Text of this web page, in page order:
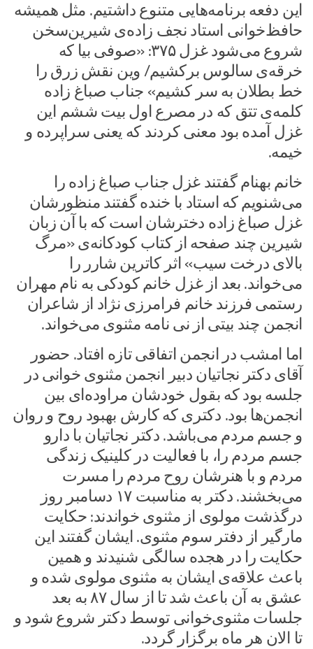
این دفعه برنامه‌هایی متنوع داشتیم. مثل همیشه
حافظ‌خوانی استاد نجف زاده‌ی شیرین‌سخن
شروع می‌شود غزل ۳۷۵: «صوفی بیا که
خرقه‌ی سالوس برکشیم/ وین نقش زرق را
خط بطلان به سر کشیم» جناب صباغ زاده
کلمه‌ی تتق که در مصرع اول بیت ششم این
غزل آمده بود معنی کردند که یعنی سراپرده و
خیمه.
خانم بهنام گفتند غزل جناب صباغ زاده را
می‌شنویم‌ که استاد با خنده گفتند منظورشان
غزل صباغ زاده دخترشان است که با آن زبان
شیرین چند صفحه از کتاب کودکانه‌ی «مرگ
بالای درخت سیب» اثر کاترین شارر را
می‌خواند. بعد از غزل خانم کودکی به نام مهران
رستمی فرزند خانم فرامرزی نژاد از شاعران
انجمن چند بیتی از نی نامه مثنوی می‌خواند.
اما امشب در انجمن اتفاقی تازه افتاد. حضور
آقای دکتر نجاتیان دبیر انجمن مثنوی خوانی در
جلسه بود که بقول خودشان مراوده‌ای بین
انجمن‌ها بود. دکتری که کارش بهبود روح و روان
و جسم مردم می‌باشد. دکتر نجاتیان با دارو
جسم مردم را، با فعالیت در کلینیک زندگی
مردم و با هنرشان روح مردم را مسرت
می‌بخشند. دکتر به مناسبت ۱۷ دسامبر روز
درگذشت مولوی از مثنوی خواندند: حکایت
مارگیر از دفتر سوم مثنوی. ایشان گفتند این
حکایت را در هجده سالگی شنیدند و همین
باعث علاقه‌ی ایشان به مثنوی مولوی شده و
عشق به آن باعث شد تا از سال ۸۷ به بعد
جلسات مثنوی‌خوانی توسط دکتر شروع شود و
تا الان هر ماه برگزار گردد.